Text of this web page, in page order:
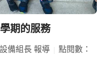
期的服務
備組長 報導
點閱數：